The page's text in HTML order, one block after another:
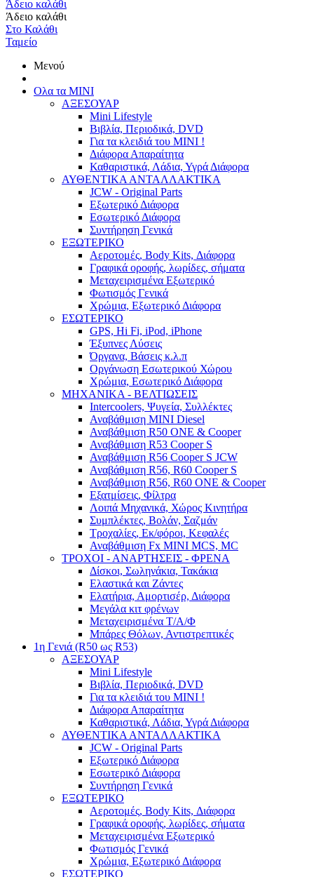
Άδειο καλάθι
Άδειο καλάθι
Στο Καλάθι
Ταμείο
Μενού
Ολα τα ΜΙΝΙ
ΑΞΕΣΟΥΑΡ
Mini Lifestyle
Βιβλία, Περιοδικά, DVD
Για τα κλειδιά του MINI !
Διάφορα Απαραίτητα
Καθαριστικά, Λάδια, Υγρά Διάφορα
ΑΥΘΕΝΤΙΚΑ ΑΝΤΑΛΛΑΚΤΙΚΑ
JCW - Original Parts
Εξωτερικό Διάφορα
Εσωτερικό Διάφορα
Συντήρηση Γενικά
ΕΞΩΤΕΡΙΚΟ
Αεροτομές, Body Kits, Διάφορα
Γραφικά οροφής, λωρίδες, σήματα
Μεταχειρισμένα Εξωτερικό
Φωτισμός Γενικά
Χρώμια, Εξωτερικό Διάφορα
ΕΣΩΤΕΡΙΚΟ
GPS, Hi Fi, iPod, iPhone
Έξυπνες Λύσεις
Όργανα, Βάσεις κ.λ.π
Οργάνωση Εσωτερικού Χώρου
Χρώμια, Εσωτερικό Διάφορα
ΜΗΧΑΝΙΚΑ - ΒΕΛΤΙΩΣΕΙΣ
Intercoolers, Ψυγεία, Συλλέκτες
Αναβάθμιση MINI Diesel
Αναβάθμιση R50 ONE & Cooper
Αναβάθμιση R53 Cooper S
Αναβάθμιση R56 Cooper S JCW
Αναβάθμιση R56, R60 Cooper S
Αναβάθμιση R56, R60 ONE & Cooper
Εξατμίσεις, Φίλτρα
Λοιπά Μηχανικά, Χώρος Κινητήρα
Συμπλέκτες, Βολάν, Σαζμάν
Τροχαλίες, Εκ/φόροι, Κεφαλές
Αναβάθμιση Fx MINI MCS, MC
ΤΡΟΧΟΙ - ΑΝΑΡΤΗΣΕΙΣ - ΦΡΕΝΑ
Δίσκοι, Σωληνάκια, Τακάκια
Ελαστικά και Ζάντες
Ελατήρια, Αμορτισέρ, Διάφορα
Μεγάλα κιτ φρένων
Μεταχειρισμένα Τ/Α/Φ
Μπάρες Θόλων, Αντιστρεπτικές
1η Γενιά (R50 ως R53)
ΑΞΕΣΟΥΑΡ
Mini Lifestyle
Βιβλία, Περιοδικά, DVD
Για τα κλειδιά του MINI !
Διάφορα Απαραίτητα
Καθαριστικά, Λάδια, Υγρά Διάφορα
ΑΥΘΕΝΤΙΚΑ ΑΝΤΑΛΛΑΚΤΙΚΑ
JCW - Original Parts
Εξωτερικό Διάφορα
Εσωτερικό Διάφορα
Συντήρηση Γενικά
ΕΞΩΤΕΡΙΚΟ
Αεροτομές, Body Kits, Διάφορα
Γραφικά οροφής, λωρίδες, σήματα
Μεταχειρισμένα Εξωτερικό
Φωτισμός Γενικά
Χρώμια, Εξωτερικό Διάφορα
ΕΣΩΤΕΡΙΚΟ